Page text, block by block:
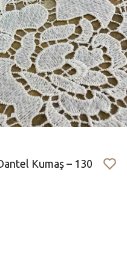
Kumaş – 130